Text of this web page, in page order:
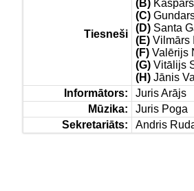
Tiesneši
(B)
(C)
(D) Santa
(E) Vilmārs
(F) Valērijs
(G) Vitālijs
(H) Jānis
Informātors:
Juris Arājs
Mūzika:
Juris Poga
Sekretariāts:
Andris